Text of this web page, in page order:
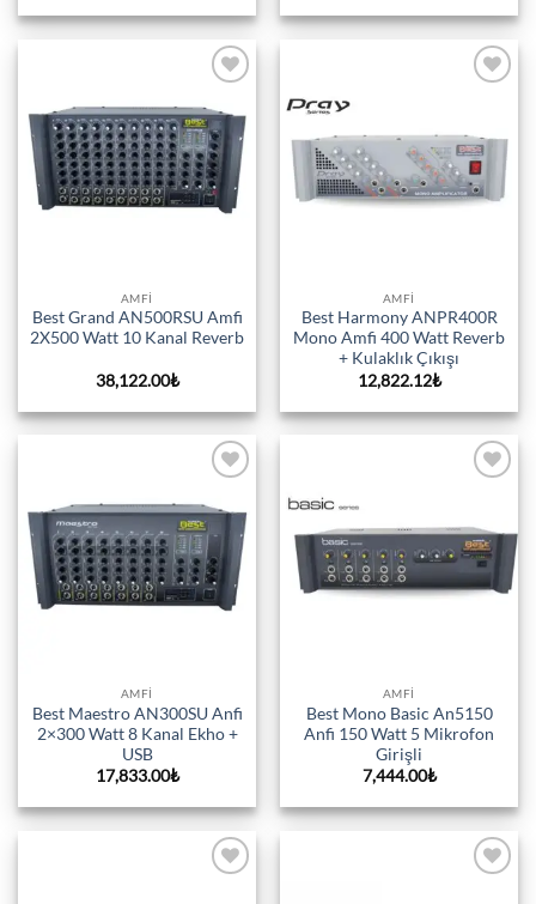
wishlist
AMFI
Best Grand AN500RSU Amfi
2X500 Watt 10 Kanal Reverb
38,122.00₺
AMFI
Best Harmony ANPR400R
Mono Amfi 400 Watt Reverb
+ Kulaklık Çıkışı
12,822.12₺
wishlist
AMFI
Best Maestro AN300SU Anfi
2×300 Watt 8 Kanal Ekho +
USB
17,833.00₺
AMFI
Best Mono Basic An5150
Anfi 150 Watt 5 Mikrofon
Girişli
7,444.00₺